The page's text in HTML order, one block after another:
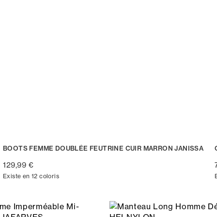
BOOTS FEMME DOUBLÉE FEUTRINE CUIR MARRON JANISSA
129,99 €
Existe en 12 coloris